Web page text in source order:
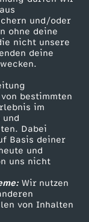
und/oder
ohne deine
nicht unsere
deine
bestimmten
im
und
Dabei
Basis deiner
und
uns nicht
Wir nutzen
von Inhalten
ZDF